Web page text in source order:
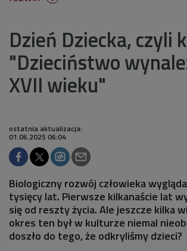
Dzień Dziecka, czyli
"Dzieciństwo
XVII wieku"
ostatnia aktualizacja:
01.06.2025 06:04
Biologiczny rozwój człowieka
tysięcy lat. Pierwsze kilkanaście lat
się od reszty życia. Ale jeszcze kilka
okres ten był w kulturze niemal
doszło do tego, że odkryliśmy dzieci?